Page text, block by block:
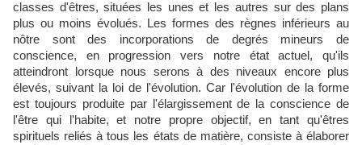
classes d'êtres, situées les unes et les autres sur des plans
plus ou moins évolués. Les formes des règnes inférieurs au
nôtre sont des incorporations de degrés mineurs de
conscience, en progression vers notre état actuel, qu'ils
atteindront lorsque nous serons à des niveaux encore plus
élevés, suivant la loi de l'évolution. Car l'évolution de la forme
est toujours produite par l'élargissement de la conscience de
l'être qui l'habite, et notre propre objectif, en tant qu'êtres
spirituels reliés à tous les états de matière, consiste à élaborer